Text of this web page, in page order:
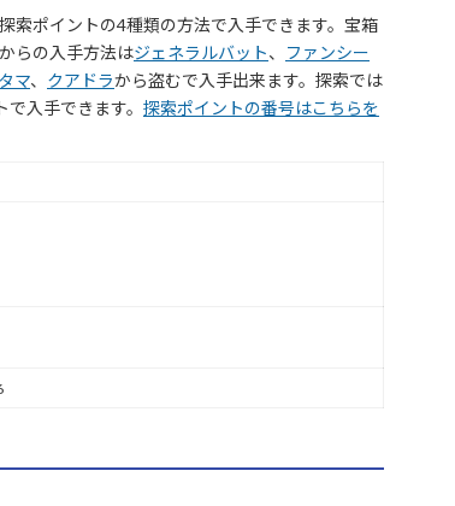
索ポイントの4種類の方法で入手できます。宝箱
らの入手方法はジェネラルバット、
ファンシー
マ、 クアドラから盗むで入手出来ます。探索では
入手できます。 探索ポイントの番号はこちらを